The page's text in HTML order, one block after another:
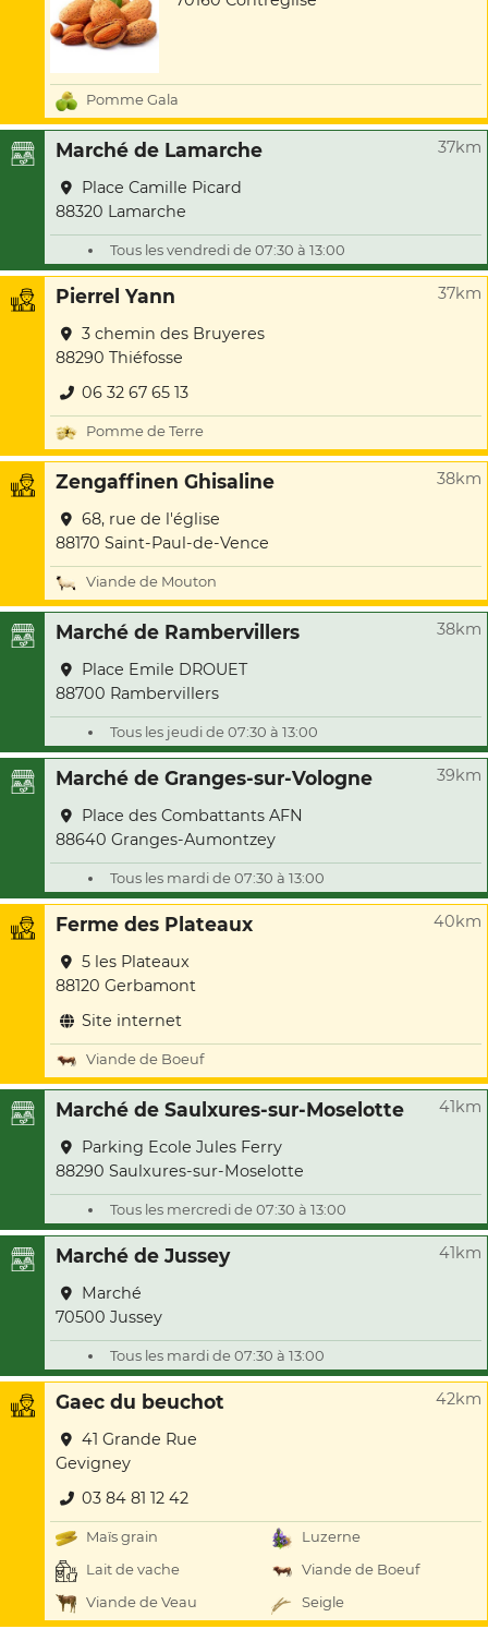
Pomme Gala
Marché de Lamarche 37km
Place Camille Picard
88320 Lamarche
Tous les vendredi de 07:30 à 13:00
Pierrel Yann 37km
3 chemin des Bruyeres
88290 Thiéfosse
06 32 67 65 13
Pomme de Terre
Zengaffinen Ghisaline 38km
68, rue de l'église
88170 Saint-Paul-de-Vence
Viande de Mouton
Marché de Rambervillers 38km
Place Emile DROUET
88700 Rambervillers
Tous les jeudi de 07:30 à 13:00
Marché de Granges-sur-Vologne 39km
Place des Combattants AFN
88640 Granges-Aumontzey
Tous les mardi de 07:30 à 13:00
Ferme des Plateaux 40km
5 les Plateaux
88120 Gerbamont
Site internet
Viande de Boeuf
Marché de Saulxures-sur-Moselotte 41km
Parking Ecole Jules Ferry
88290 Saulxures-sur-Moselotte
Tous les mercredi de 07:30 à 13:00
Marché de Jussey 41km
Marché
70500 Jussey
Tous les mardi de 07:30 à 13:00
Gaec du beuchot 42km
41 Grande Rue
Gevigney
03 84 81 12 42
Maïs grain
Luzerne
Lait de vache
Viande de Boeuf
Viande de Veau
Seigle